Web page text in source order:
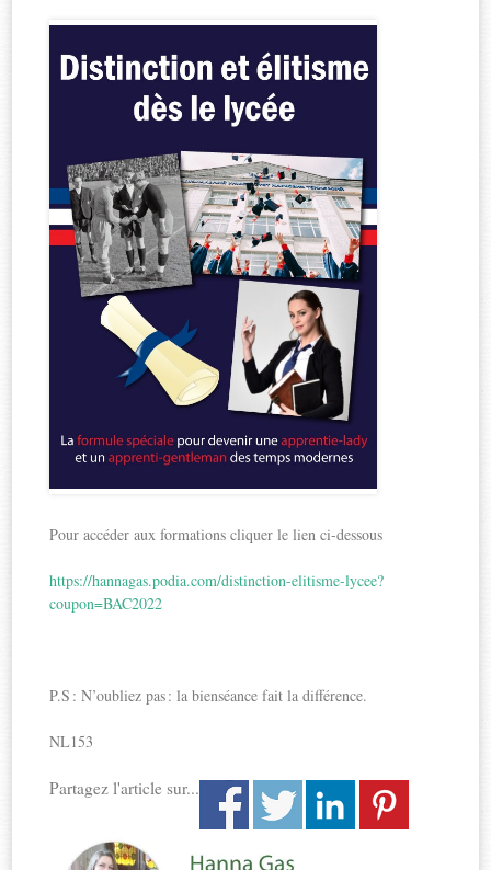
Pour accéder aux formations cliquer le lien ci-dessous
https://hannagas.podia.com/distinction-elitisme-lycee?
coupon=BAC2022
P.S : N’oubliez pas : la bienséance fait la différence.
NL153
Partagez l'article sur...